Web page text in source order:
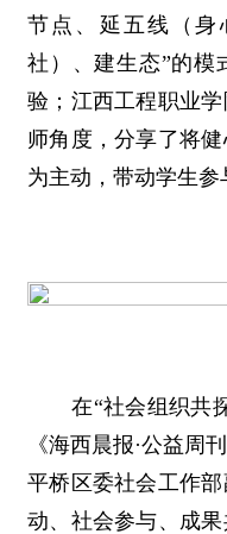
节点、延五线（身
社）、建生态”的模
验；江西工程职业
师角度，分享了将
为主动，带动学生参
在“社会组织共探
《海西晨报·公益周
平桥区委社会工作
动、社会参与、成